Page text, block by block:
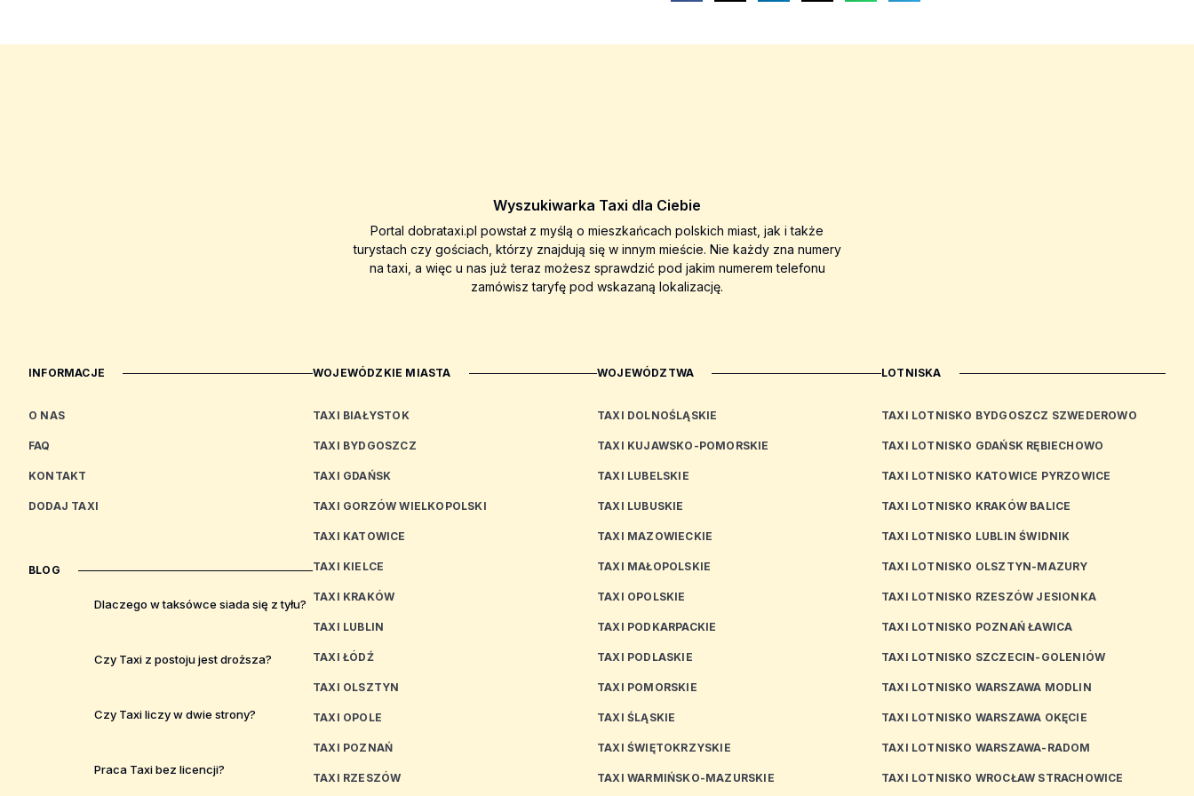
Wyszukiwarka Taxi dla Ciebie
Portal dobrataxi.pl powstał z myślą o mieszkańcach polskich miast, jak i także
turystach czy gościach, którzy znajdują się w innym mieście. Nie każdy zna numery
na taxi, a więc u nas już teraz możesz sprawdzić pod jakim numerem telefonu
zamówisz taryfę pod wskazaną lokalizację.
INFORMACJE
O NAS
FAQ
KONTAKT
DODAJ TAXI
BLOG
Dlaczego w taksówce siada się z tyłu?
Czy Taxi z postoju jest droższa?
Czy Taxi liczy w dwie strony?
Praca Taxi bez licencji?
WOJEWÓDZKIE MIASTA
TAXI BIAŁYSTOK
TAXI BYDGOSZCZ
TAXI GDAŃSK
TAXI GORZÓW WIELKOPOLSKI
TAXI KATOWICE
TAXI KIELCE
TAXI KRAKÓW
TAXI LUBLIN
TAXI ŁÓDŹ
TAXI OLSZTYN
TAXI OPOLE
TAXI POZNAŃ
TAXI RZESZÓW
WOJEWÓDZTWA
TAXI DOLNOŚLĄSKIE
TAXI KUJAWSKO-POMORSKIE
TAXI LUBELSKIE
TAXI LUBUSKIE
TAXI MAZOWIECKIE
TAXI MAŁOPOLSKIE
TAXI OPOLSKIE
TAXI PODKARPACKIE
TAXI PODLASKIE
TAXI POMORSKIE
TAXI ŚLĄSKIE
TAXI ŚWIĘTOKRZYSKIE
TAXI WARMIŃSKO-MAZURSKIE
LOTNISKA
TAXI LOTNISKO BYDGOSZCZ SZWEDEROWO
TAXI LOTNISKO GDAŃSK RĘBIECHOWO
TAXI LOTNISKO KATOWICE PYRZOWICE
TAXI LOTNISKO KRAKÓW BALICE
TAXI LOTNISKO LUBLIN ŚWIDNIK
TAXI LOTNISKO OLSZTYN-MAZURY
TAXI LOTNISKO RZESZÓW JESIONKA
TAXI LOTNISKO POZNAŃ ŁAWICA
TAXI LOTNISKO SZCZECIN-GOLENIÓW
TAXI LOTNISKO WARSZAWA MODLIN
TAXI LOTNISKO WARSZAWA OKĘCIE
TAXI LOTNISKO WARSZAWA-RADOM
TAXI LOTNISKO WROCŁAW STRACHOWICE